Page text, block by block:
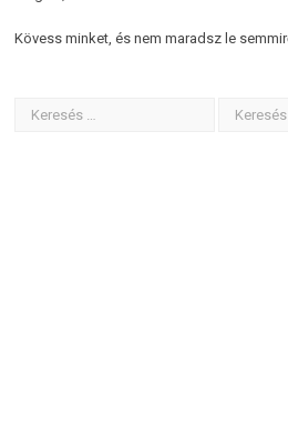
Kövess minket, és nem maradsz le